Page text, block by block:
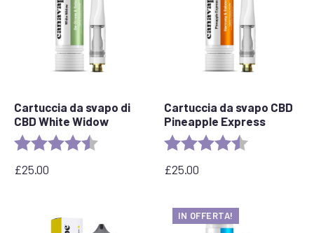
Cartuccia da svapo di
CBD White Widow
Valutazione: 4.6 out of 5 stars
£25.00
Cartuccia da svapo CBD
Pineapple Express
Valutazione:
£25.00
IN OFFERTA!